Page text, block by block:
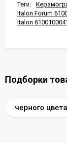
Теги:
Italon Forum
Italon
Подборки
черного цвета